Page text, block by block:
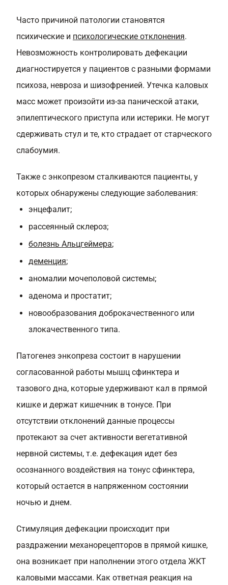
Часто причиной патологии становятся
психические и психологические отклонения.
Невозможность контролировать дефекации
диагностируется у пациентов с разными формами
психоза, невроза и шизофренией. Утечка каловых
масс может произойти из-за панической атаки,
эпилептического приступа или истерики. Не могут
сдерживать стул и те, кто страдает от старческого
слабоумия.
Также с энкопрезом сталкиваются пациенты, у
которых обнаружены следующие заболевания:
энцефалит;
рассеянный склероз;
болезнь Альцгеймера;
деменция;
аномалии мочеполовой системы;
аденома и простатит;
новообразования доброкачественного или
злокачественного типа.
Патогенез энкопреза состоит в нарушении
согласованной работы мышц сфинктера и
тазового дна, которые удерживают кал в прямой
кишке и держат кишечник в тонусе. При
отсутствии отклонений данные процессы
протекают за счет активности вегетативной
нервной системы, т.е. дефекация идет без
осознанного воздействия на тонус сфинктера,
который остается в напряженном состоянии
ночью и днем.
Стимуляция дефекации происходит при
раздражении механорецепторов в прямой кишке,
она возникает при наполнении этого отдела ЖКТ
каловыми массами. Как ответная реакция на